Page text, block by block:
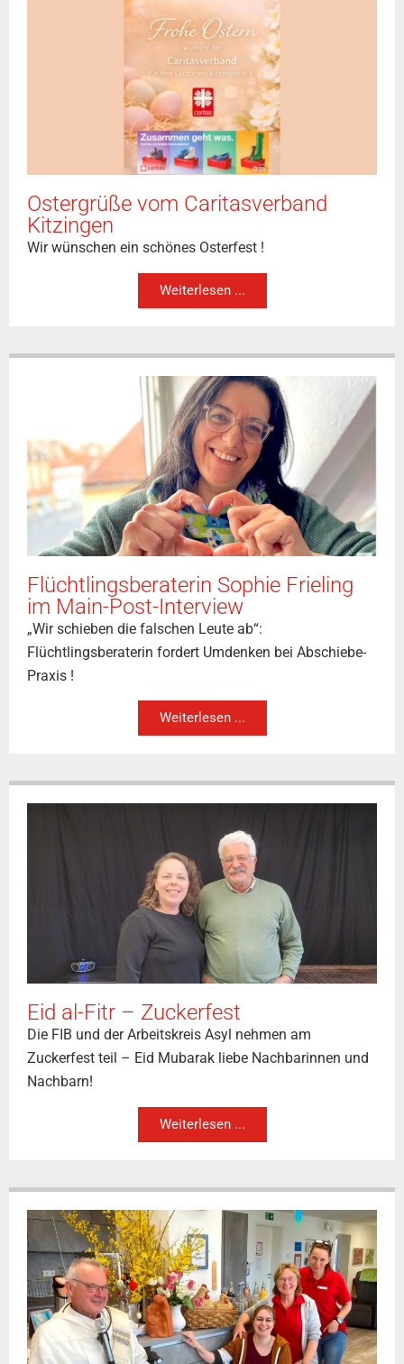
Ostergrüße vom Caritasverband
Kitzingen
Wir wünschen ein schönes Osterfest !
Weiterlesen ...
Flüchtlingsberaterin Sophie Frieling
im Main-Post-Interview
„Wir schieben die falschen Leute ab“:
Flüchtlingsberaterin fordert Umdenken bei Abschiebe-
Praxis !
Weiterlesen ...
Eid al-Fitr – Zuckerfest
Die FIB und der Arbeitskreis Asyl nehmen am
Zuckerfest teil – Eid Mubarak liebe Nachbarinnen und
Nachbarn!
Weiterlesen ...